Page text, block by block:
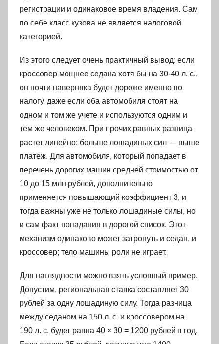
регистрации и одинаковое время владения. Сам
по себе класс кузова не является налоговой
категорией.
Из этого следует очень практичный вывод: если
кроссовер мощнее седана хотя бы на 30-40 л. с.,
он почти наверняка будет дороже именно по
налогу, даже если оба автомобиля стоят на
одном и том же учете и используются одним и
тем же человеком. При прочих равных разница
растет линейно: больше лошадиных сил — выше
платеж. Для автомобиля, который попадает в
перечень дорогих машин средней стоимостью от
10 до 15 млн рублей, дополнительно
применяется повышающий коэффициент 3, и
тогда важны уже не только лошадиные силы, но
и сам факт попадания в дорогой список. Этот
механизм одинаково может затронуть и седан, и
кроссовер; тело машины роли не играет.
Для наглядности можно взять условный пример.
Допустим, региональная ставка составляет 30
рублей за одну лошадиную силу. Тогда разница
между седаном на 150 л. с. и кроссовером на
190 л. с. будет равна 40 × 30 = 1200 рублей в год.